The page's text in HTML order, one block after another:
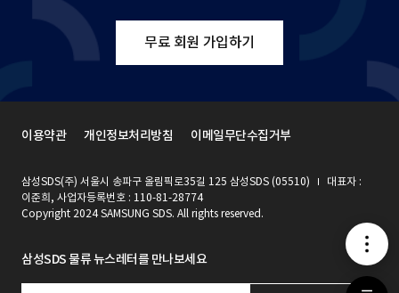
메
뉴
무료 회원 가입하기
삼성SDS 물류 뉴스레터를 만나보세요
삼성SDS(주) 서울시 송파구 올림픽로35길 125 삼성SDS (05510)
대표자 :
이준희, 사업자등록번호 : 110-81-28774
Copyright 2024 SAMSUNG SDS. All rights reserved.
이용약관 개인정보처리방침 이메일무단수집거부